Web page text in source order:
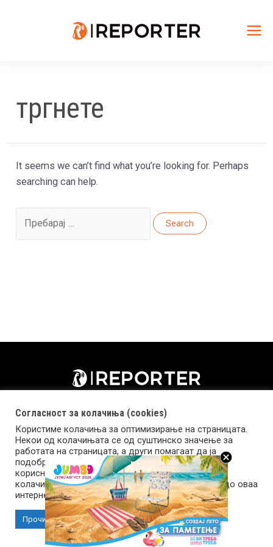
тргнете
It seems we can’t find what you’re looking for. Perhaps
searching can help.
Copyright © 2026 Reporter.mk | Member of Clip Media Group
Импресум Маркетинг Контакт Услови за користење
Согласност за колачиња (cookies)
Користиме колачиња за оптимизирање на страницата.
Некои од колачињата се од суштинско значење за
работата на страницата, а други помагаат да ја
подобриме оваа интернет страница и вашето
корисничко искуство. Напомена: задолжителните
колачиња се неопходни за користење и пристап до оваа
интернет страница.
Прочитај повеќе Прифати колачиња